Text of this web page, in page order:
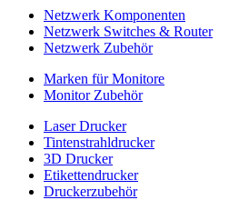
Netzwerk Komponenten
Netzwerk Switches & Router
Netzwerk Zubehör
Marken für Monitore
Monitor Zubehör
Laser Drucker
Tintenstrahldrucker
3D Drucker
Etikettendrucker
Druckerzubehör